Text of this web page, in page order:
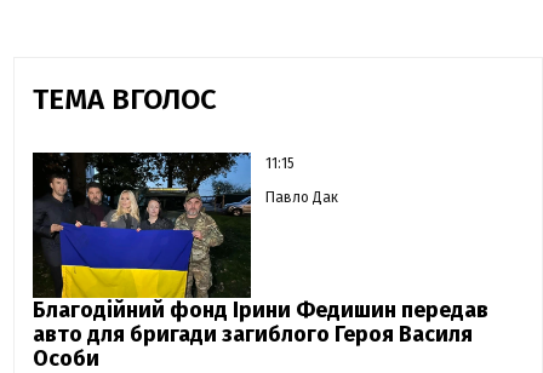
ТЕМА ВГОЛОС
11:15
Павло Дак
Благодійний фонд Ірини Федишин передав
авто для бригади загиблого Героя Василя
Особи